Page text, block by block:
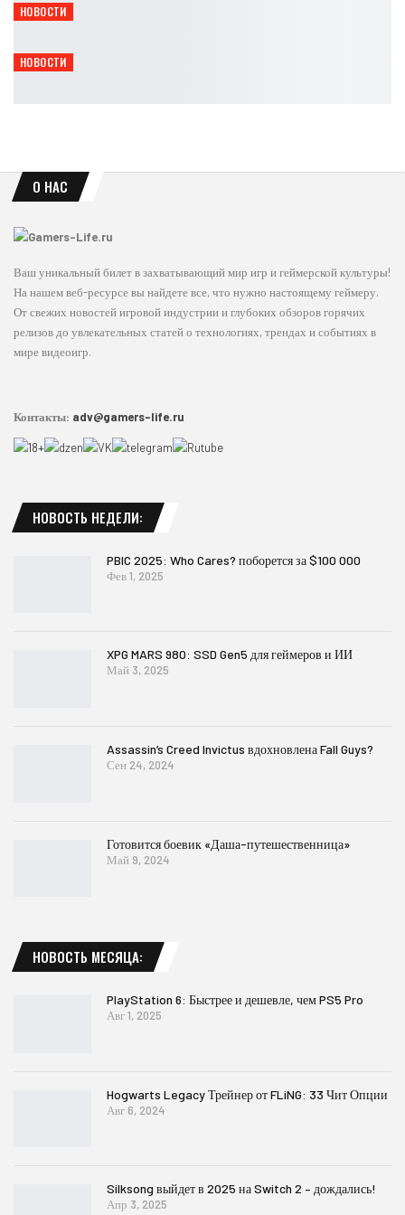
НОВОСТИ
Представлено 8 минут геймплея дополнения S.T.A.L.K.E.R. 2
НОВОСТИ
В Helldivers 2 повысят максимальный уровень до 300
О НАС
Ваш уникальный билет в захватывающий мир игр и геймерской культуры!
На нашем веб-ресурсе вы найдете все, что нужно настоящему геймеру.
От свежих новостей игровой индустрии и глубоких обзоров горячих
релизов до увлекательных статей о технологиях, трендах и событиях в
мире видеоигр.
Контакты: adv@gamers-life.ru
НОВОСТЬ НЕДЕЛИ:
PBIC 2025: Who Cares? поборется за $100 000
Фев 1, 2025
XPG MARS 980: SSD Gen5 для геймеров и ИИ
Май 3, 2025
Assassin’s Creed Invictus вдохновлена Fall Guys?
Сен 24, 2024
Готовится боевик «Даша-путешественница»
Май 9, 2024
НОВОСТЬ МЕСЯЦА:
PlayStation 6: Быстрее и дешевле, чем PS5 Pro
Авг 1, 2025
Hogwarts Legacy Трейнер от FLiNG: 33 Чит Опции
Авг 6, 2024
Silksong выйдет в 2025 на Switch 2 – дождались!
Апр 3, 2025